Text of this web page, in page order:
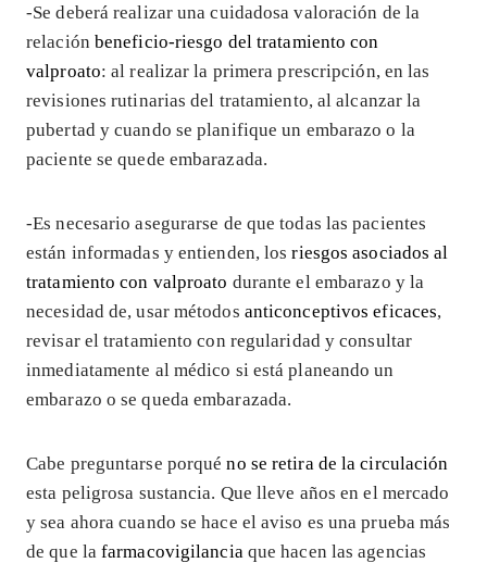
-Se deberá realizar una cuidadosa valoración de la
relación beneficio-riesgo del tratamiento con
valproato: al realizar la primera prescripción, en las
revisiones rutinarias del tratamiento, al alcanzar la
pubertad y cuando se planifique un embarazo o la
paciente se quede embarazada.
-Es necesario asegurarse de que todas las pacientes
están informadas y entienden, losriesgos asociados al
tratamiento con valproato durante el embarazo y la
necesidad de, usar métodos anticonceptivos eficaces,
revisar el tratamiento con regularidad y consultar
inmediatamente al médico si está planeando un
embarazo o se queda embarazada.
Cabe preguntarse porquéno se retira de la circulación
esta peligrosa sustancia. Que lleve años en el mercado
y sea ahora cuando se hace el aviso es una prueba más
de que lafarmacovigilancia que hacen las agencias